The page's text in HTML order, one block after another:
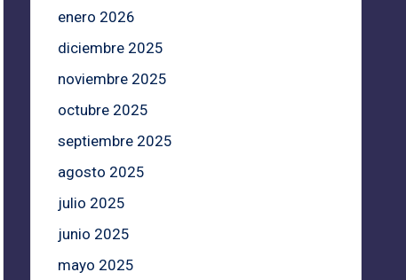
enero 2026
diciembre 2025
noviembre 2025
octubre 2025
septiembre 2025
agosto 2025
julio 2025
junio 2025
mayo 2025